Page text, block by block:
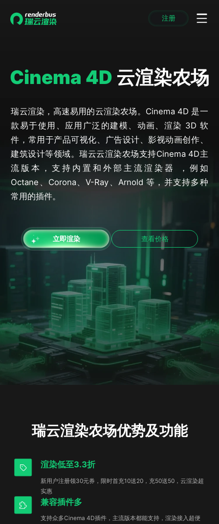
注册
产品服务
瑞兔百宝箱
AI视频插帧
瑞兔百宝箱
AI视频插帧
瑞兔百宝箱
AI视频插帧
瑞兔百宝箱
AI视频插帧
瑞兔百宝箱
AI视频插帧
瑞兔百宝箱
AI视频插帧
3ds Max云渲染方案
Blender 云渲染方案
Maya AI渲染方案
3ds Max云渲染方案
Blender 云渲染方案
Maya AI渲染方案
3ds Max云渲染方案
Blender 云渲染方案
Maya AI渲染方案
3ds Max云渲染方案
Blender 云渲染方案
Maya AI渲染方案
3ds Max云渲染方案
Blender 云渲染方案
Maya AI渲染方案
3ds Max云渲染方案
Blender 云渲染方案
Maya AI渲染方案
价格
动画价格
效果图价格
云制作价格
动画价格
效果图价格
云制作价格
动画价格
效果图价格
云制作价格
动画价格
效果图价格
云制作价格
动画价格
效果图价格
云制作价格
动画价格
效果图价格
云制作价格
案例
资讯&赛事
新闻资讯
渲染百科
渲染大赛
泛CG交流会
新闻资讯
渲染百科
渲染大赛
泛CG交流会
新闻资讯
渲染百科
渲染大赛
泛CG交流会
新闻资讯
渲染百科
渲染大赛
泛CG交流会
新闻资讯
渲染百科
渲染大赛
泛CG交流会
新闻资讯
渲染百科
渲染大赛
泛CG交流会
特惠专区
云渲染优惠攻略
青云平台
云渲染优惠攻略
青云平台
云渲染优惠攻略
青云平台
云渲染优惠攻略
青云平台
云渲染优惠攻略
青云平台
云渲染优惠攻略
青云平台
下载动画客户端
效果图客户端
动画客户端
效果图客户端
动画客户端
效果图客户端
动画客户端
效果图客户端
动画客户端
效果图客户端
动画客户端
效果图客户端
帮助/教程
登录
Cinema 4D 云渲染农场
瑞云渲染，高速易用的云渲染农场。Cinema 4D 是一
款易于使用、应用广泛的建模、动画、渲染 3D 软
件，常用于产品可视化、广告设计、影视动画创作、
建筑设计等领域。瑞云云渲染农场支持Cinema 4D主
流版本，支持内置和外部主流渲染器 ，例如
Octane、Corona、V-Ray、Arnold 等，并支持多种
常用的插件。
立即渲染 查看价格
瑞云渲染农场优势及功能
渲染低至3.3折
新用户注册领30元券，限时首充10送20，充50送50，云渲染超
实惠
兼容插件多
支持众多Cinema 4D插件，主流版本都能支持，渲染接入超便